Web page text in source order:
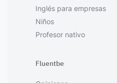
Inglés para empresas
Niños
Profesor nativo
Fluentbe